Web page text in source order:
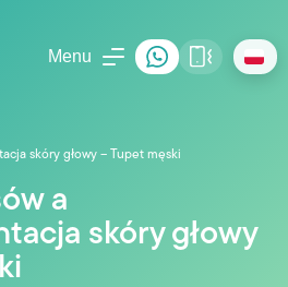
Menu
skóry głowy – Tupet męski
a
skóry głowy